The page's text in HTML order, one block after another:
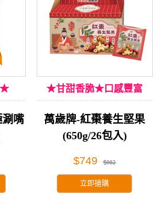
涮嘴
★甘甜香脆★口感豐富
萬歲牌-紅棗養生堅果
(650g/26包入)
$749 $862
立即搶購